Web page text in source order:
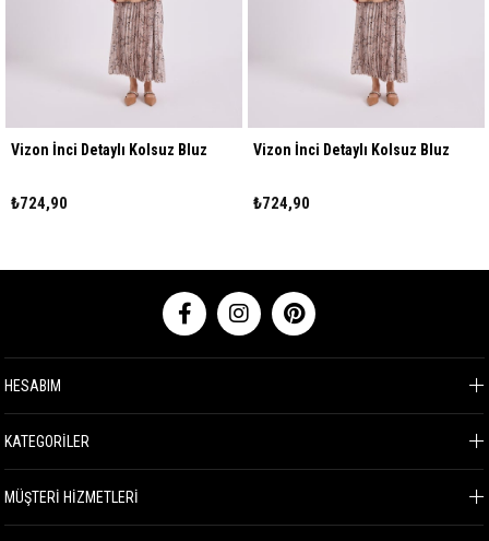
Vizon İnci Detaylı Kolsuz Bluz
₺724,90
Vizon İnci Detaylı Kolsuz Bluz
₺724,90
HESABIM
KATEGORİLER
MÜŞTERİ HİZMETLERİ